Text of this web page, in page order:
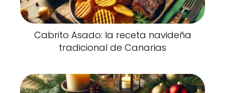
Cabrito Asado: la receta navideña
tradicional de Canarias